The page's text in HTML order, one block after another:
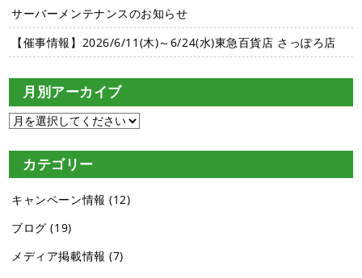
サーバーメンテナンスのお知らせ
【催事情報】2026/6/11(木)～6/24(水)東急百貨店 さっぽろ店
月別アーカイブ
カテゴリー
キャンペーン情報 (12)
ブログ (19)
メディア掲載情報 (7)